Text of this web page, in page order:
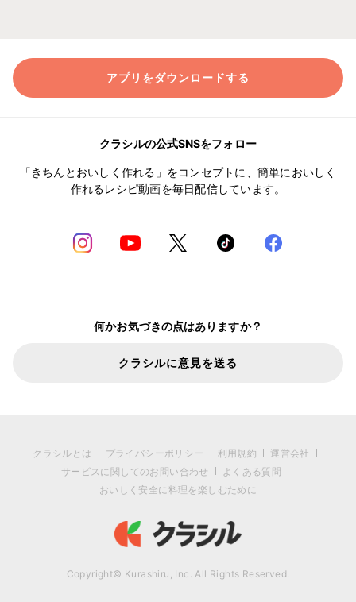
アプリをダウンロードする
クラシルの公式SNSをフォロー
「きちんとおいしく作れる」をコンセプトに、簡単においしく
作れるレシピ動画を毎日配信しています。
何かお気づきの点はありますか？
クラシルに意見を送る
クラシルとは プライバシーポリシー 利用規約
運営会社
サービスに関してのお問い合わせ
よくある質問
おいしく安全に料理を楽しむために
Copyright© Kurashiru, Inc. All Rights Reserved.